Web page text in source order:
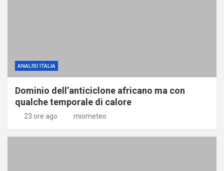
ANALISI ITALIA
Dominio dell’anticiclone africano ma con
qualche temporale di calore
23 ore ago miometeo